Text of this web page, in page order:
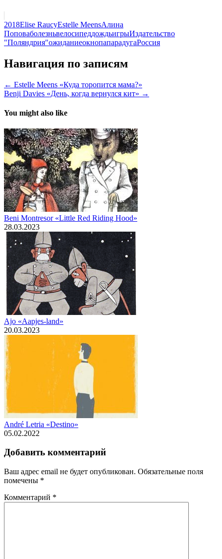
2018Elise RaucyEstelle MeensАлина
ПоповаболезньвелосипеддождьигрыИздательство
"Поляндрия"ожиданиеокнопапарадугаРоссия
Навигация по записям
← Estelle Meens «Куда торопится мама?»
Benji Davies «День, когда вернулся кит» →
You might also like
Beni Montresor «Little Red Riding Hood»
28.03.2023
Ajo «Aapjes-land»
20.03.2023
André Letria «Destino»
05.02.2022
Добавить комментарий
Ваш адрес email не будет опубликован. Обязательные поля
помечены *
Комментарий *